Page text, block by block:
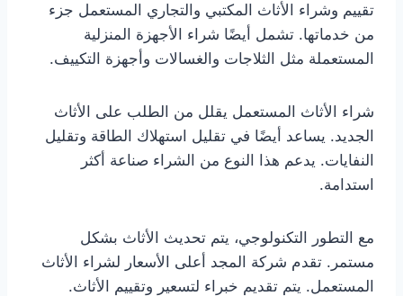
تقييم وشراء الأثاث المكتبي والتجاري المستعمل جزء
من خدماتها. تشمل أيضًا شراء الأجهزة المنزلية
المستعملة مثل الثلاجات والغسالات وأجهزة التكييف.
شراء الأثاث المستعمل يقلل من الطلب على الأثاث
الجديد. يساعد أيضًا في تقليل استهلاك الطاقة وتقليل
النفايات. يدعم هذا النوع من الشراء صناعة أكثر
استدامة.
مع التطور التكنولوجي، يتم تحديث الأثاث بشكل
مستمر. تقدم شركة المجد أعلى الأسعار لشراء الأثاث
المستعمل. يتم تقديم خبراء لتسعير وتقييم الأثاث.